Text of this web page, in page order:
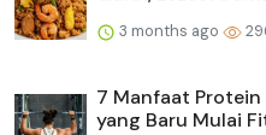
3 months ago
7 Manfaat
yang Baru Mulai